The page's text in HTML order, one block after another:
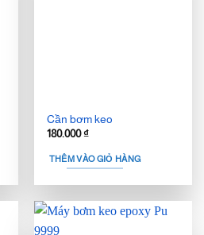
Cần bơm keo
180.000₫
THÊM VÀO GIỎ HÀNG